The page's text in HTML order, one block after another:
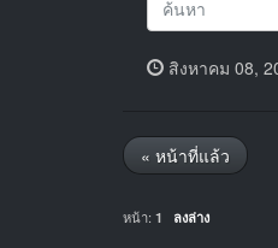
สิงหาคม 08,
« หน้าที่แล้ว
หน้า: 1 ลงล่าง